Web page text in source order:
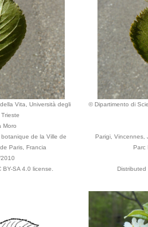
Vita, Università degli
Moro
de la Ville de
Paris, Francia
SA 4.0 license.
© Dipartimento di
Parigi, Vincennes,
Parc
Distributed